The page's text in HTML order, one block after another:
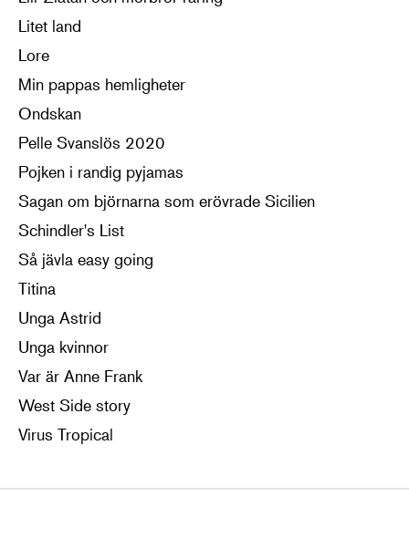
Litet land
Lore
Min pappas hemligheter
Ondskan
Pelle Svanslös 2020
Pojken i randig pyjamas
Sagan om björnarna som erövrade Sicilien
Schindler's List
Så jävla easy going
Titina
Unga Astrid
Unga kvinnor
Var är Anne Frank
West Side story
Virus Tropical